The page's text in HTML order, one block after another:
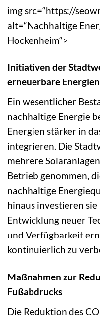
img src=“https://
alt=“Nachhaltige
Hockenheim“>
Initiativen der
erneuerbare Energien
Ein wesentlicher
nachhaltige Energie
Energien stärker in
integrieren. Die
mehrere
Betrieb genommen,
nachhaltige
hinaus investieren
Entwicklung neuer
und Verfügbarkeit
kontinuierlich zu
Maßnahmen zur
Fußabdrucks
Die Reduktion des